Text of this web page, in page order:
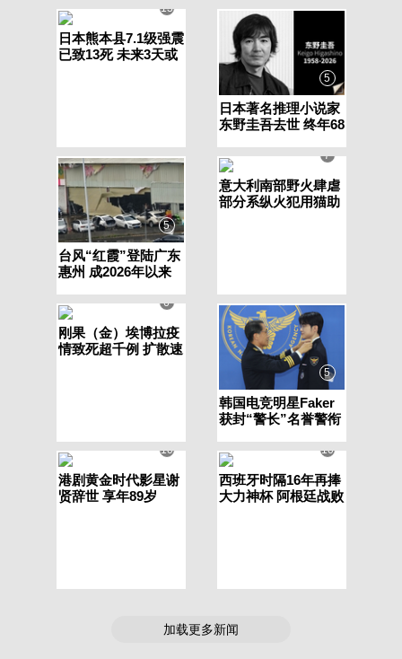
痴”
13
日本熊本县7.1级强震
已致13死 未来3天或
5
日本著名推理小说家
东野圭吾去世 终年68
5
台风“红霞”登陆广东
惠州 成2026年以来
7
意大利南部野火肆虐
部分系纵火犯用猫助
6
刚果（金）埃博拉疫
情致死超千例 扩散速
5
韩国电竞明星Faker
获封“警长”名誉警衔
10
港剧黄金时代影星谢
贤辞世 享年89岁
10
西班牙时隔16年再捧
大力神杯 阿根廷战败
加载更多新闻